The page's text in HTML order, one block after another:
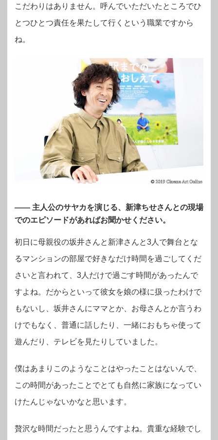
こだわりはありません。呼んでいただいたところでひ
とつひとつ責任を果たして行くという職業ですから
ね。
—— 主人公のサヤカを演じる、新津ちせさんとの現場
でのエピソードがあればお聞かせください。
初日に母親役の坂井さんと新津さんと3人で舞台とな
るマンションの部屋で好きなだけ時間を過ごしてくだ
さいと言われて、3人だけで過ごす時間があったんで
すよね。だからといって彼女を娘の様に扱ったわけで
もないし、坂井さんにママとか、お母さんとか言うわ
けでもなく、普通に話したり、一緒におもちゃ使って
遊んだり、テレビを見たりしていました。
僕はあまりこのようなことはやったことはないんで、
この時間があったことでとても自然に家族になってい
けたんじゃないかなと思います。
贅沢な時間だったと思うんですよね。貴重な経験でし